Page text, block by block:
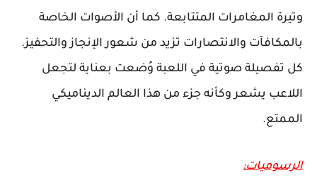
وتيرة المغامرات المتتابعة. كما أن الأصوات الخاصة
بالمكافآت والانتصارات تزيد من شعور الإنجاز والتحفيز.
كل تفصيلة صوتية في اللعبة وُضعت بعناية لتجعل
اللاعب يشعر وكأنه جزء من هذا العالم الديناميكي
الممتع.
الرسوميات: